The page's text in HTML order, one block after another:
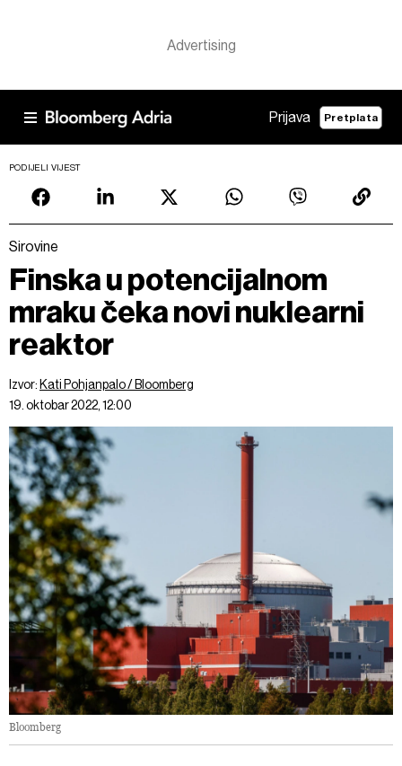
Prijava Pretplata
PODIJELI VIJEST
Sirovine
Finska u potencijalnom
mraku čeka novi nuklearni
reaktor
Izvor: Kati Pohjanpalo / Bloomberg
19. oktobar 2022, 12:00
Bloomberg